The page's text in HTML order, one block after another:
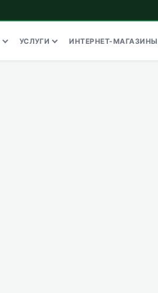
УСЛУГИ ИНТЕРНЕТ-МАГАЗИНЫ